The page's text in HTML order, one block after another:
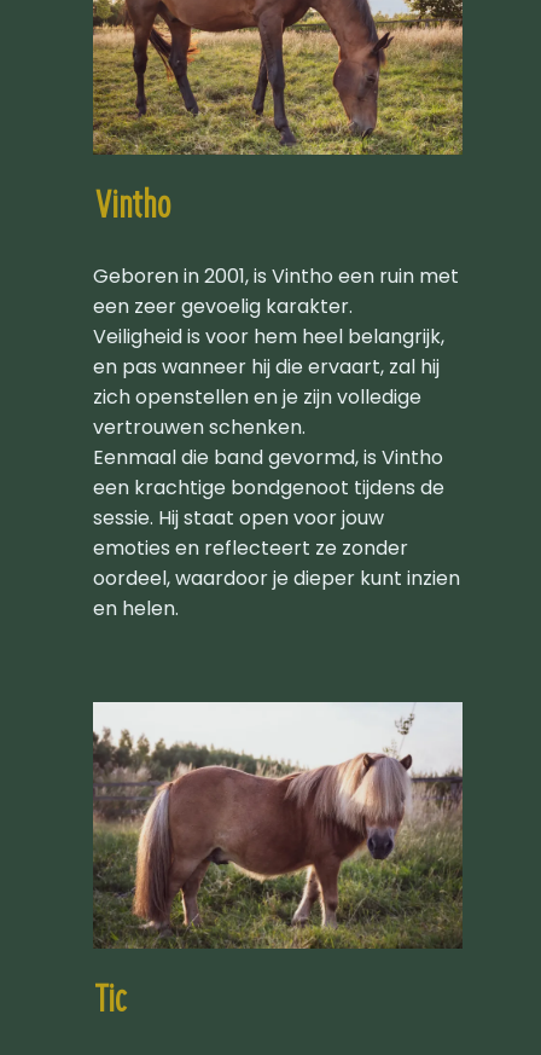
Vintho
Geboren in 2001, is Vintho een ruin met
een zeer gevoelig karakter.
Veiligheid is voor hem heel belangrijk,
en pas wanneer hij die ervaart, zal hij
zich openstellen en je zijn volledige
vertrouwen schenken.
Eenmaal die band gevormd, is Vintho
een krachtige bondgenoot tijdens de
sessie. Hij staat open voor jouw
emoties en reflecteert ze zonder
oordeel, waardoor je dieper kunt inzien
en helen.
Tic